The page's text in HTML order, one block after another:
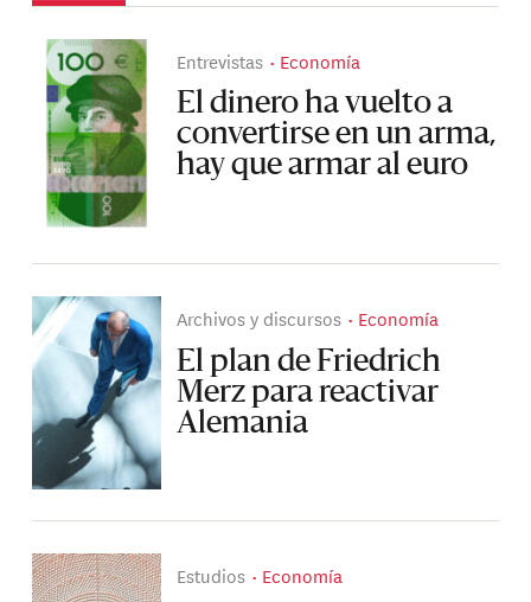
Entrevistas Economía
El dinero ha vuelto a
convertirse en un arma,
hay que armar al euro
Archivos y discursos Economía
El plan de Friedrich
Merz para reactivar
Alemania
Estudios Economía